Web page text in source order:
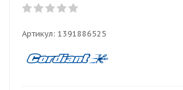
Артикул: 1391886525